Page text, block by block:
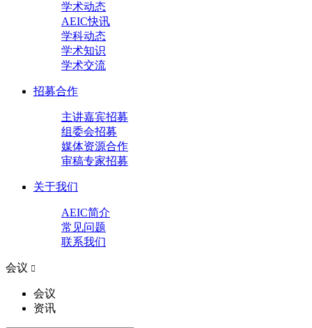
学术动态
AEIC快讯
学科动态
学术知识
学术交流
招募合作
主讲嘉宾招募
组委会招募
媒体资源合作
审稿专家招募
关于我们
AEIC简介
常见问题
联系我们
会议 
会议
资讯